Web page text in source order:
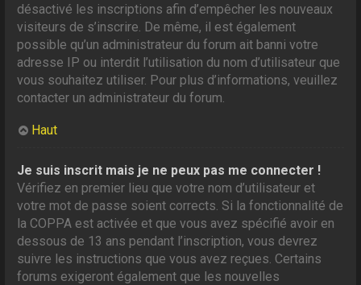
désactivé les inscriptions afin d’empêcher les nouveaux
visiteurs de s’inscrire. De même, il est également
possible qu’un administrateur du forum ait banni votre
adresse IP ou interdit l’utilisation du nom d’utilisateur que
vous souhaitez utiliser. Pour plus d’informations, veuillez
contacter un administrateur du forum.
Haut
Je suis inscrit mais je ne peux pas me connecter !
Vérifiez en premier lieu que votre nom d’utilisateur et
votre mot de passe soient corrects. Si la fonctionnalité de
la COPPA est activée et que vous avez spécifié avoir en
dessous de 13 ans pendant l’inscription, vous devrez
suivre les instructions que vous avez reçues. Certains
forums exigeront également que les nouvelles